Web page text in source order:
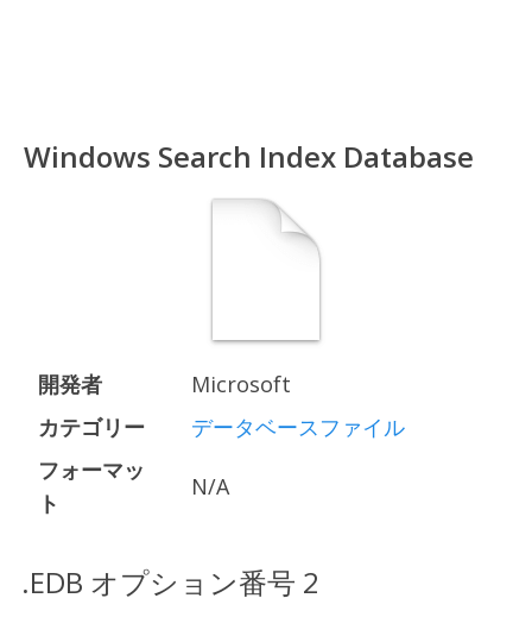
Windows Search Index Database
開発者
Microsoft
カテゴリー
データベースファイル
フォーマッ
ト
N/A
.EDB オプション番号 2